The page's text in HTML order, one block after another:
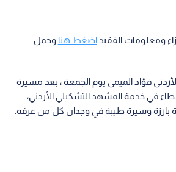
ومعلومات الفقيداضغط هنا وحمل
فؤاد الميمي يوم الجمعة ، بعد مسيرة
في خدمة المشهد التشكيلي الأردني،
بارزة وسيرة طيبة في وجدان كل من عرفه.